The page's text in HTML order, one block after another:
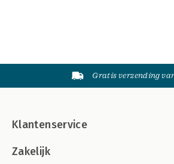
Gratis verzending
Klantenservice
Zakelijk